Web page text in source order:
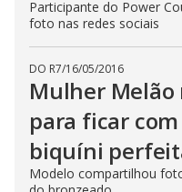
Participante do Power
foto nas redes sociais
DO R7/16/05/2016
Mulher Melão
para ficar
biquíni
Modelo compartilhou